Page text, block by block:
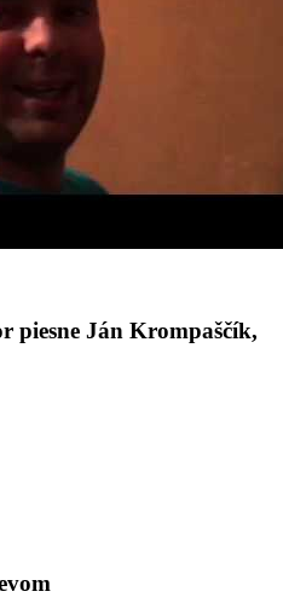
piesne Ján Krompaščík,